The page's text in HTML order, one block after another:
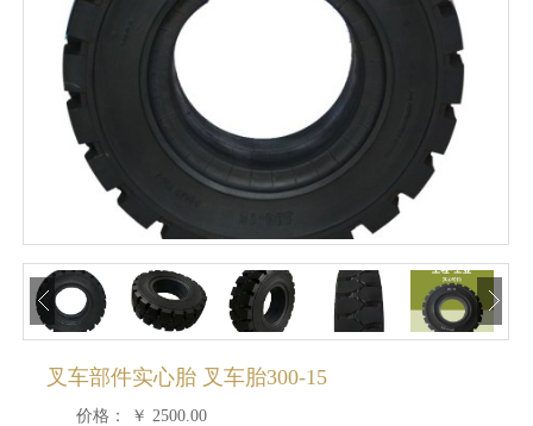
叉车部件实心胎 叉车胎300-15
价格： ￥ 2500.00